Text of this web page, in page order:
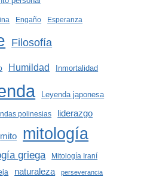
Engaño Esperanza
Filosofía
Humildad Inmortalidad
Leyenda japonesa
polinesias liderazgo
mito mitología
griega Mitología Iraní
naturaleza perseverancia